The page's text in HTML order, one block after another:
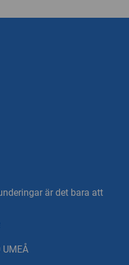
är det bara att